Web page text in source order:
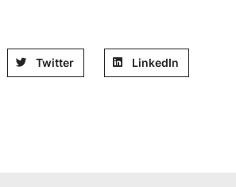
Twitter LinkedIn